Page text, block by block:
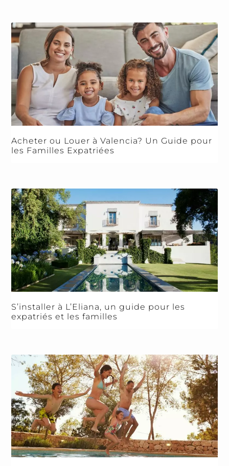
Acheter ou Louer à Valencia? Un Guide pour
les Familles Expatriées
S’installer à L’Eliana, un guide pour les
expatriés et les familles